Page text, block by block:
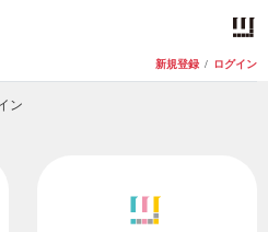
新規登録 / ログイン
ン